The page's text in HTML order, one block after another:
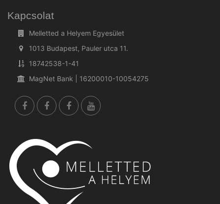
Kapcsolat
Melletted a Helyem Egyesület
1013 Budapest, Pauler utca 11.
18742538-1-41
MagNet Bank | 16200010-10054275